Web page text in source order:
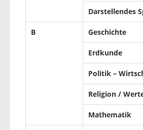
Darstellendes
B Geschichte
Erdkunde
Politik –
Religion /
Mathematik